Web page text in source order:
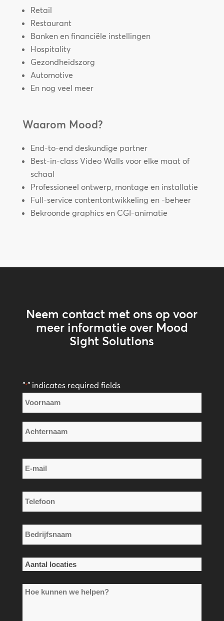
Retail
Restaurant
Banken en financiële instellingen
Hospitality
Gezondheidszorg
Automotive
En nog veel meer
Waarom Mood?
End-to-end deskundige partner
Best-in-class Video Walls voor elke maat of
schaal
Professioneel ontwerp, montage en installatie
Full-service contentontwikkeling en -beheer
Bekroonde graphics en CGI-animatie
Neem contact met ons op voor
meer informatie over Mood
Sight Solutions
"*" indicates required fields
Naam
*
E-
mail
*
Telefoon
*
Bedrijfsnaam
*
Aantal
*Hoe